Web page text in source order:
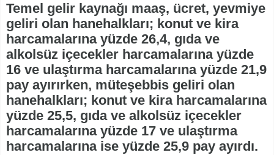
Temel gelir kaynağı maaş, ücret, yevmiye
geliri olan hanehalkları; konut ve kira
harcamalarına yüzde 26,4, gıda ve
alkolsüz içecekler harcamalarına yüzde
16 ve ulaştırma harcamalarına yüzde 21,9
pay ayırırken, müteşebbis geliri olan
hanehalkları; konut ve kira harcamalarına
yüzde 25,5, gıda ve alkolsüz içecekler
harcamalarına yüzde 17 ve ulaştırma
harcamalarına ise yüzde 25,9 pay ayırdı.